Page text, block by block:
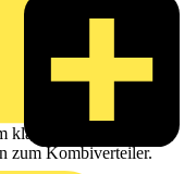
Bedürfnis nach
erstklassige
und
Vielzahl
zum Kombiverteiler.